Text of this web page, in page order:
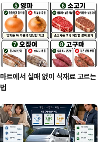
넷 요금제 꿀팁까지
마트에서 실패 없이 식재료 고르는
법